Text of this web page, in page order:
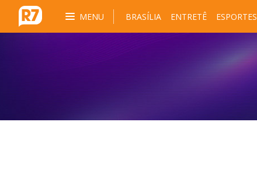
MENU BRASÍLIA ENTRETÊ ESPORTES